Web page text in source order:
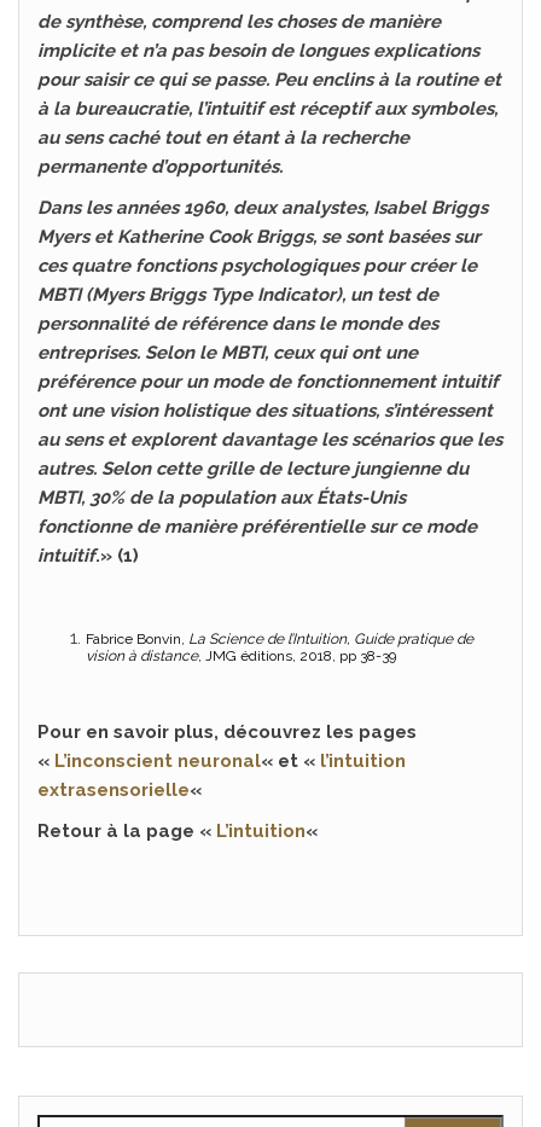
de synthèse, comprend les choses de manière
implicite et n’a pas besoin de longues explications
pour saisir ce qui se passe. Peu enclins à la routine et
à la bureaucratie, l’intuitif est réceptif aux symboles,
au sens caché tout en étant à la recherche
permanente d’opportunités.
Dans les années 1960, deux analystes, Isabel Briggs
Myers et Katherine Cook Briggs, se sont basées sur
ces quatre fonctions psychologiques pour créer le
MBTI (Myers Briggs Type Indicator), un test de
personnalité de référence dans le monde des
entreprises. Selon le MBTI, ceux qui ont une
préférence pour un mode de fonctionnement intuitif
ont une vision holistique des situations, s’intéressent
au sens et explorent davantage les scénarios que les
autres. Selon cette grille de lecture jungienne du
MBTI, 30% de la population aux États-Unis
fonctionne de manière préférentielle sur ce mode
intuitif.» (1)
Fabrice Bonvin, La Science de l’Intuition, Guide pratique de
vision à distance, JMG éditions, 2018, pp 38-39
Pour en savoir plus, découvrez les pages
« L’inconscient neuronal« et « l’intuition
extrasensorielle«
Retour à la page « L’intuition«